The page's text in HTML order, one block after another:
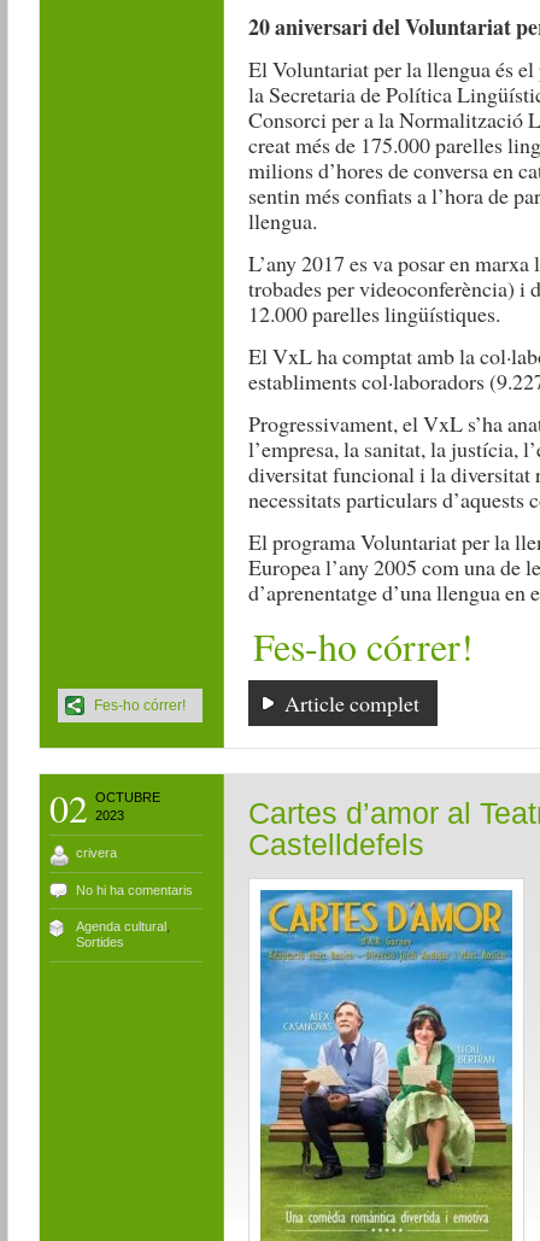
20 aniversari del Voluntariat
El Voluntariat per la llengua és
la Secretaria de Política
Consorci per a la Normalització
creat més de 175.000 parelles
milions d’hores de conversa en
sentin més confiats a l’hora de
llengua.
L’any 2017 es va posar en
trobades per videoconferència) i
12.000 parelles lingüístiques.
El VxL ha comptat amb la
establiments col·laboradors
Progressivament, el VxL s’ha
l’empresa, la sanitat, la justícia,
diversitat funcional i la diversitat
necessitats particulars d’aquests
El programa Voluntariat per la
Europea l’any 2005 com una de
d’aprenentatge d’una llengua
Fes-ho córrer!
Article complet
Fes-ho córrer!
02 OCTUBRE
2023
crivera
No hi ha comentaris
Agenda cultural
Sortides
Cartes d’amor al
Castelldefels